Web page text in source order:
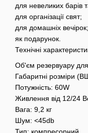
для невеликих барів
для організації свят;
для домашніх вечірок;
як подарунок.
Технічні
Об'єм резервуару
Габаритні розміри
Потужність: 60W
Живлення від 12/24
Вага: 9,2 кг
Шум: <45db
Тип: компресорний